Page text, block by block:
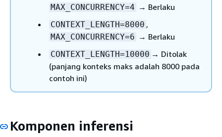
MAX_CONCURRENCY=4 → Berlaku
CONTEXT_LENGTH=8000 ,
MAX_CONCURRENCY=6 → Berlaku
CONTEXT_LENGTH=10000 → Ditolak
(panjang konteks maks adalah 8000 pada
contoh ini)
Komponen inferensi